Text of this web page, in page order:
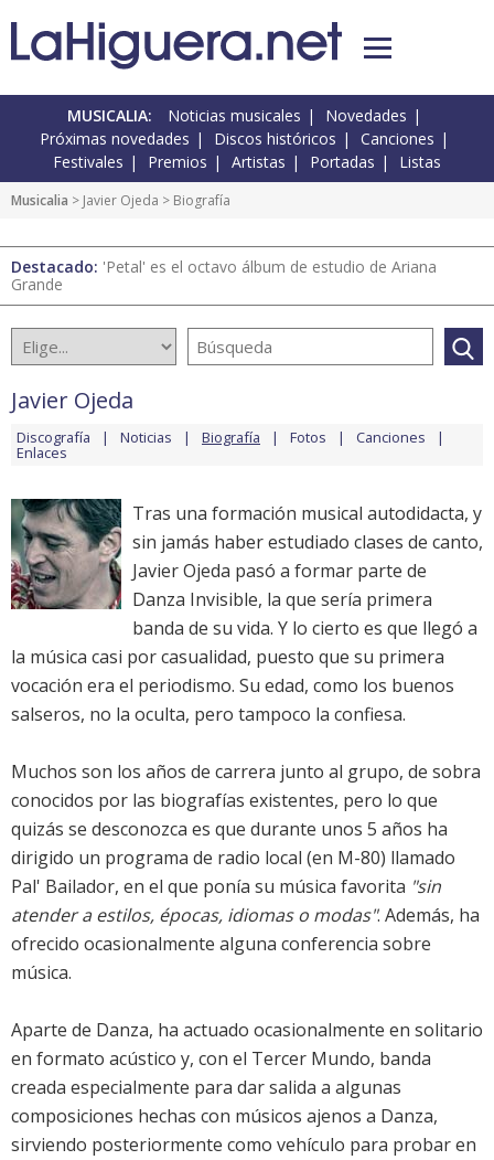
MUSICALIA: Noticias musicales
Novedades
Próximas novedades
Discos históricos
Canciones
Festivales
Premios Artistas Portadas Listas
Musicalia > Javier Ojeda > Biografía
Destacado: 'Petal' es el octavo álbum de estudio de Ariana
Grande
Javier Ojeda
Discografía Noticias Biografía Fotos Canciones
Enlaces
Tras una formación musical autodidacta, y
sin jamás haber estudiado clases de canto,
Javier Ojeda pasó a formar parte de
Danza Invisible, la que sería primera
banda de su vida. Y lo cierto es que llegó a
la música casi por casualidad, puesto que su primera
vocación era el periodismo. Su edad, como los buenos
salseros, no la oculta, pero tampoco la confiesa.
Muchos son los años de carrera junto al grupo, de sobra
conocidos por las biografías existentes, pero lo que
quizás se desconozca es que durante unos 5 años ha
dirigido un programa de radio local (en M-80) llamado
Pal' Bailador, en el que ponía su música favorita "sin
atender a estilos, épocas, idiomas o modas". Además, ha
ofrecido ocasionalmente alguna conferencia sobre
música.
Aparte de Danza, ha actuado ocasionalmente en solitario
en formato acústico y, con el Tercer Mundo, banda
creada especialmente para dar salida a algunas
composiciones hechas con músicos ajenos a Danza,
sirviendo posteriormente como vehículo para probar en